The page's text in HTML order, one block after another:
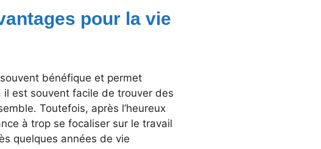
pour la vie
bénéfique et permet
il est souvent facile de trouver des
Toutefois, après l’heureux
à trop se focaliser sur le travail
quelques années de vie